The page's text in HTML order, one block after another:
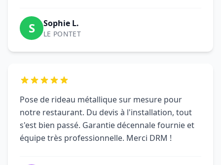
S Sophie L.
LE PONTET
Pose de rideau métallique sur mesure pour
notre restaurant. Du devis à l'installation, tout
s'est bien passé. Garantie décennale fournie et
équipe très professionnelle. Merci DRM !